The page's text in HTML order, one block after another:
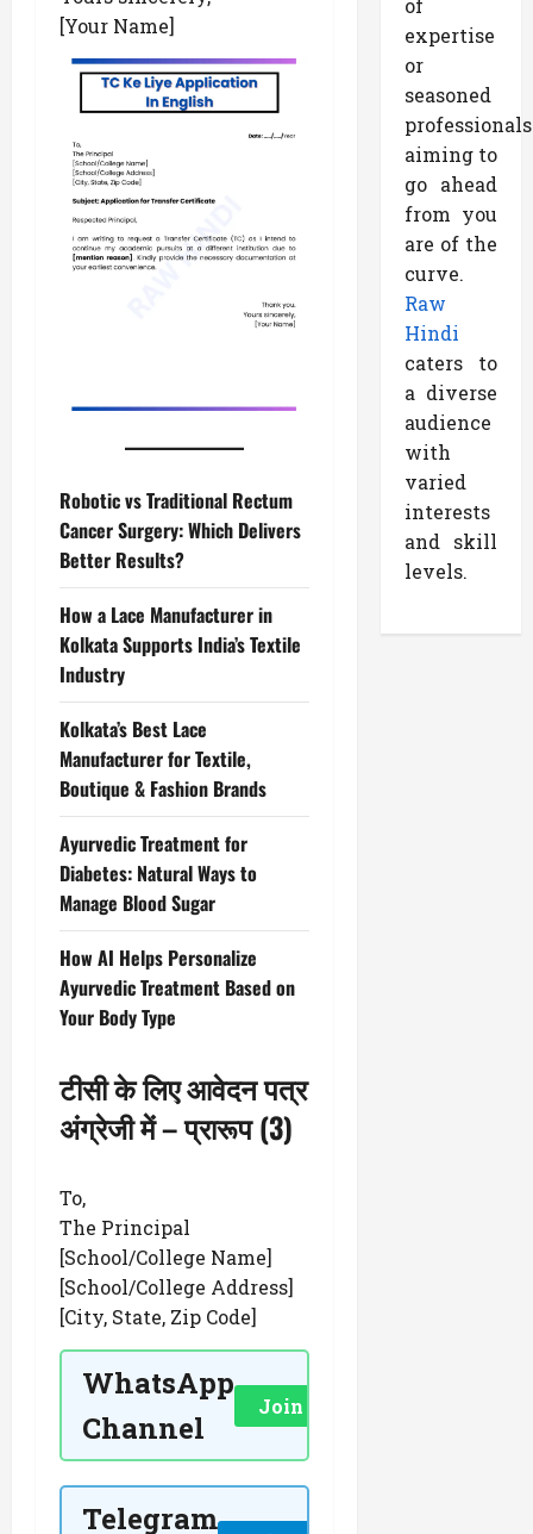
[Your Name]
Robotic vs Traditional Rectum
Cancer Surgery: Which Delivers
Better Results?
How a Lace Manufacturer in
Kolkata Supports India’s Textile
Industry
Kolkata’s Best Lace
Manufacturer for Textile,
Boutique & Fashion Brands
Ayurvedic Treatment for
Diabetes: Natural Ways to
Manage Blood Sugar
How AI Helps Personalize
Ayurvedic Treatment Based on
Your Body Type
टीसी के लिए आवेदन पत्र
अंग्रेजी में– प्रारूप (3)
To,
The Principal
[School/College Name]
[School/College Address]
[City, State, Zip Code]
WhatsApp
Channel
Join Now
Telegram
of
expertise
or
seasoned
professionals
aiming to
go ahead
from you
are of the
curve.
Raw
Hindi
caters to
a diverse
audience
with
varied
interests
and skill
levels.